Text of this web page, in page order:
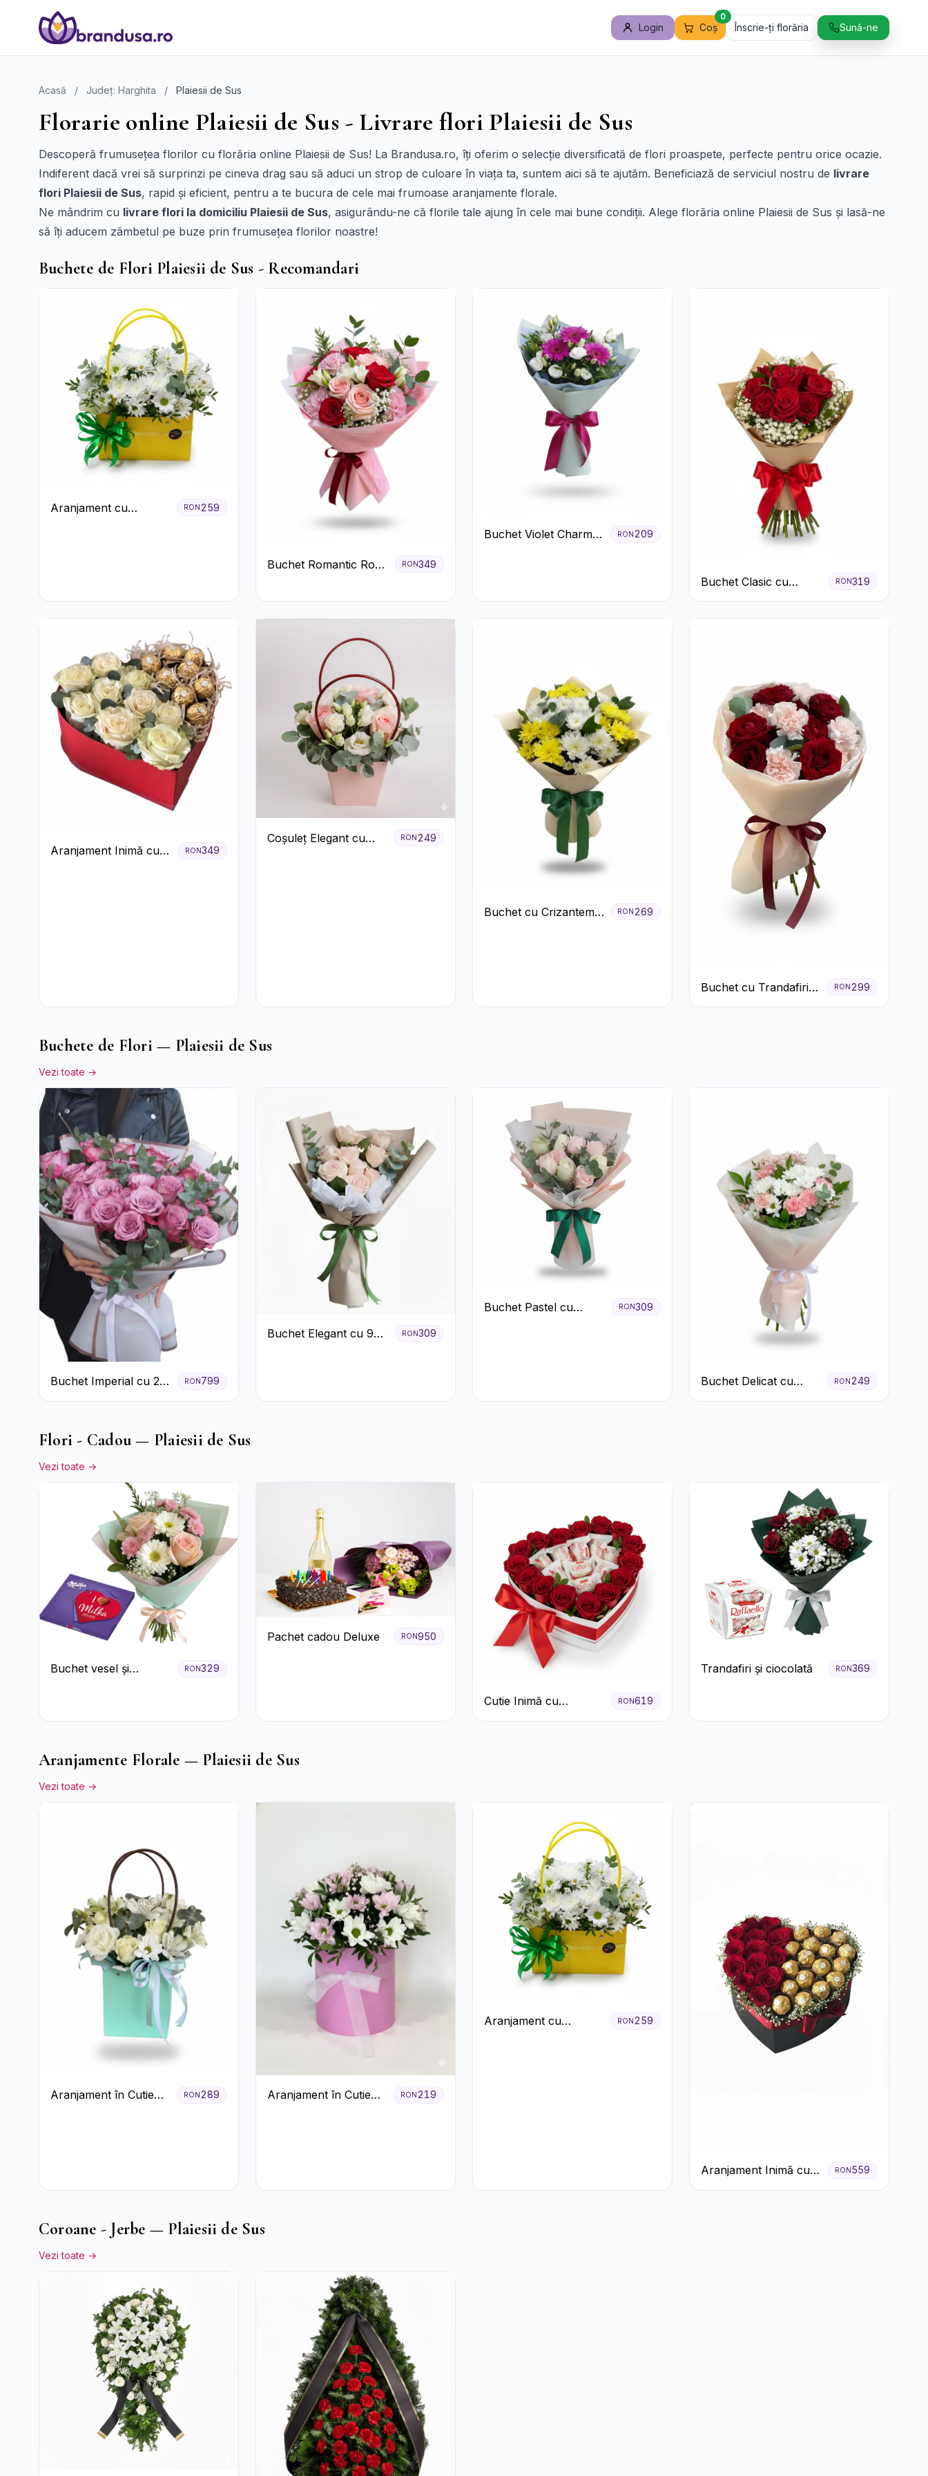
Login Coș
0
Înscrie-ți florăria Sună-ne
Acasă / Județ: Harghita / Plaiesii de Sus
Florarie online Plaiesii de Sus - Livrare flori Plaiesii de Sus
Descoperă frumusețea florilor cu florăria online Plaiesii de Sus! La Brandusa.ro, îți oferim o selecție diversificată de flori proaspete, perfecte pentru orice ocazie.
Indiferent dacă vrei să surprinzi pe cineva drag sau să aduci un strop de culoare în viața ta, suntem aici să te ajutăm. Beneficiază de serviciul nostru de livrare
flori Plaiesii de Sus, rapid și eficient, pentru a te bucura de cele mai frumoase aranjamente florale.
Ne mândrim cu livrare flori la domiciliu Plaiesii de Sus, asigurându-ne că florile tale ajung în cele mai bune condiții. Alege florăria online Plaiesii de Sus și lasă-ne
să îți aducem zâmbetul pe buze prin frumusețea florilor noastre!
Buchete de Flori Plaiesii de Sus - Recomandari
Aranjament cu
RON259
Buchet Romantic Roșu
RON349
Buchet Violet Charm
RON209
Buchet Clasic cu
Trandafiri Roșii și
RON319
Aranjament Inimă cu
RON349
Coșuleț Elegant cu
RON249
Buchet cu Crizanteme
RON 269
Buchet cu Trandafiri
Roșii și Garoafe Roz
RON 299
Buchete de Flori — Plaiesii de Sus
Vezi toate →
Buchet Imperial cu 25
Trandafiri
RON799
Buchet Elegant cu 9
RON309
Buchet Pastel cu
RON309
Buchet Delicat cu
Garoafe Roz și
RON249
Flori - Cadou — Plaiesii de Sus
Vezi toate →
Buchet vesel și
RON329
Pachet cadou Deluxe RON950
Cutie Inimă cu
Trandafiri Roșii și
RON619
Trandafiri și ciocolată RON369
Aranjamente Florale — Plaiesii de Sus
Vezi toate →
Aranjament în Cutie
RON289
Aranjament în Cutie
RON219
Aranjament cu
RON259
Aranjament Inimă cu
Trandafiri Roșii și
RON559
Coroane - Jerbe — Plaiesii de Sus
Vezi toate →